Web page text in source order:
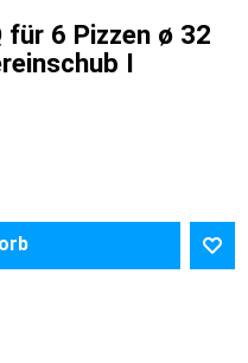
für 6 Pizzen ø 32
I